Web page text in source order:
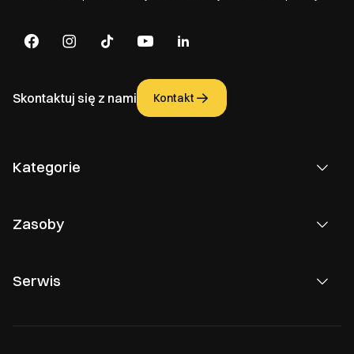
Skontaktuj się z nami Kontakt
Kategorie
Zasoby
Serwis